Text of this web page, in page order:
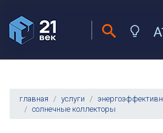
главная услуги
солнечные коллекторы